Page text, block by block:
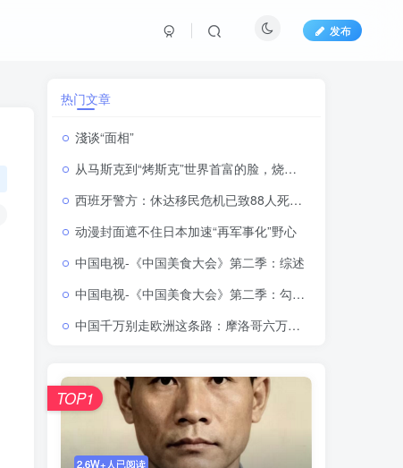
发布
热门文章
淺谈“面相”
从马斯克到“烤斯克”世界首富的脸，烧烤师傅的命：他靠一张脸营业额翻4倍
西班牙警方：休达移民危机已致88人死亡，超7万人返回摩洛哥
动漫封面遮不住日本加速“再军事化”野心
中国电视-《中国美食大会》第二季：综述
中国电视-《中国美食大会》第二季：勾勒中华美食的形与韵
中国千万别走欧洲这条路：摩洛哥六万偷渡大军爆破西班牙，欧洲移民问题何解？
2.6W+人已阅读
TOP1